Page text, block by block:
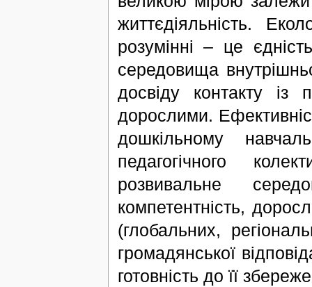
життєдіяльність.
розумінні – це
середовища
досвіду контакту із
дорослими.
дошкільному
педагогічного
розвивальне
компетентність,
(глобальних,
громадянської
готовність до її